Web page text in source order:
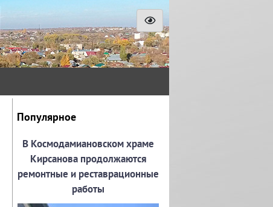
Популярное
В Космодамиановском храме
Кирсанова продолжаются
ремонтные и реставрационные
работы